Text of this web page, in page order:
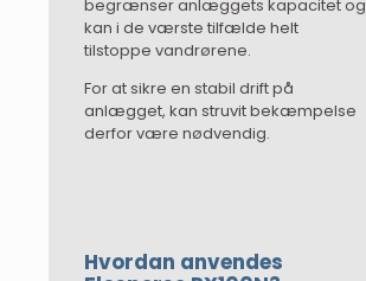
begrænser anlæggets kapacitet og
kan i de værste tilfælde helt
tilstoppe vandrørene.
For at sikre en stabil drift på
anlægget, kan struvit bekæmpelse
derfor være nødvendig.
Hvordan anvendes